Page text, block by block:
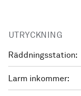
UTRYCKNING
Räddningsstation:
Larm inkommer: